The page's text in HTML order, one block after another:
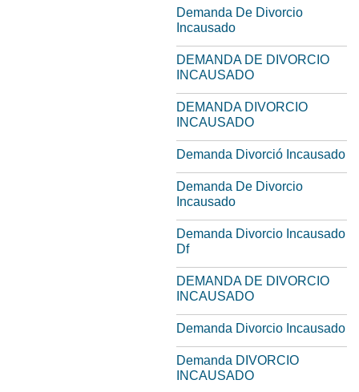
Demanda De Divorcio
Incausado
DEMANDA DE DIVORCIO
INCAUSADO
DEMANDA DIVORCIO
INCAUSADO
Demanda Divorció Incausado
Demanda De Divorcio
Incausado
Demanda Divorcio Incausado
Df
DEMANDA DE DIVORCIO
INCAUSADO
Demanda Divorcio Incausado
Demanda DIVORCIO
INCAUSADO